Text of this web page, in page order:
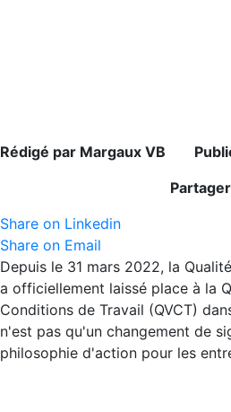
Rédigé par Margaux VB
Partager
Share on Linkedin
Share on Email
Depuis le 31 mars 2022, la
a officiellement laissé place à la
Conditions de Travail (QVCT)
n'est pas qu'un changement de
philosophie d'action pour les